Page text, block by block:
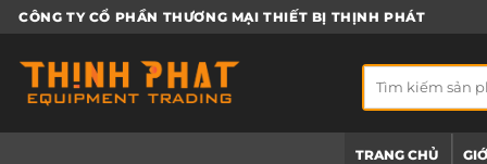
Bỏ
nội
dung
CÔNG TY CỔ PHẦN THƯƠNG MẠI THIẾT BỊ THỊNH PHÁT
kiếm:
TRANG CHỦ